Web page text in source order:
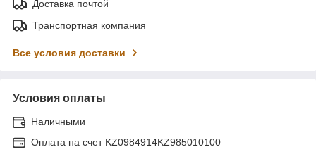
Доставка почтой
Транспортная компания
Все условия доставки
Условия оплаты
Наличными
Оплата на счет KZ0984914KZ985010100